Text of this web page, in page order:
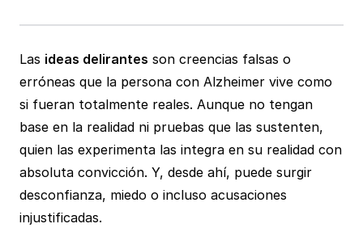
Las ideas delirantes son creencias falsas o
erróneas que la persona con Alzheimer vive como
si fueran totalmente reales. Aunque no tengan
base en la realidad ni pruebas que las sustenten,
quien las experimenta las integra en su realidad con
absoluta convicción. Y, desde ahí, puede surgir
desconfianza, miedo o incluso acusaciones
injustificadas.